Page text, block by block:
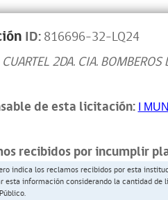
ID:816696-32-LQ24
2DA. CIA. BOMBEROS
de esta licitación:I
recibidos por incumplir
indica los reclamos recibidos por esta
esta información considerando la cantidad